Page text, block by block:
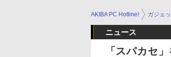
AKIBA PC Hotline! ガジェッ
ニュース
「スパカセ